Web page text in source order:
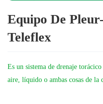
Equipo De
Teleflex
Es un sistema de drenaje
aire, líquido o ambas cosas de la